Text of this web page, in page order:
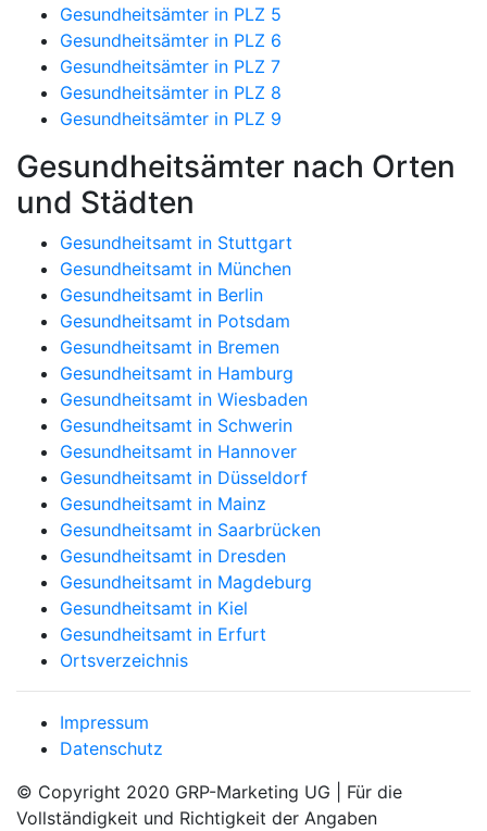
Gesundheitsämter in PLZ 5
Gesundheitsämter in PLZ 6
Gesundheitsämter in PLZ 7
Gesundheitsämter in PLZ 8
Gesundheitsämter in PLZ 9
Gesundheitsämter nach Orten
und Städten
Gesundheitsamt in Stuttgart
Gesundheitsamt in München
Gesundheitsamt in Berlin
Gesundheitsamt in Potsdam
Gesundheitsamt in Bremen
Gesundheitsamt in Hamburg
Gesundheitsamt in Wiesbaden
Gesundheitsamt in Schwerin
Gesundheitsamt in Hannover
Gesundheitsamt in Düsseldorf
Gesundheitsamt in Mainz
Gesundheitsamt in Saarbrücken
Gesundheitsamt in Dresden
Gesundheitsamt in Magdeburg
Gesundheitsamt in Kiel
Gesundheitsamt in Erfurt
Ortsverzeichnis
Impressum
Datenschutz
© Copyright 2020 GRP-Marketing UG | Für die
Vollständigkeit und Richtigkeit der Angaben